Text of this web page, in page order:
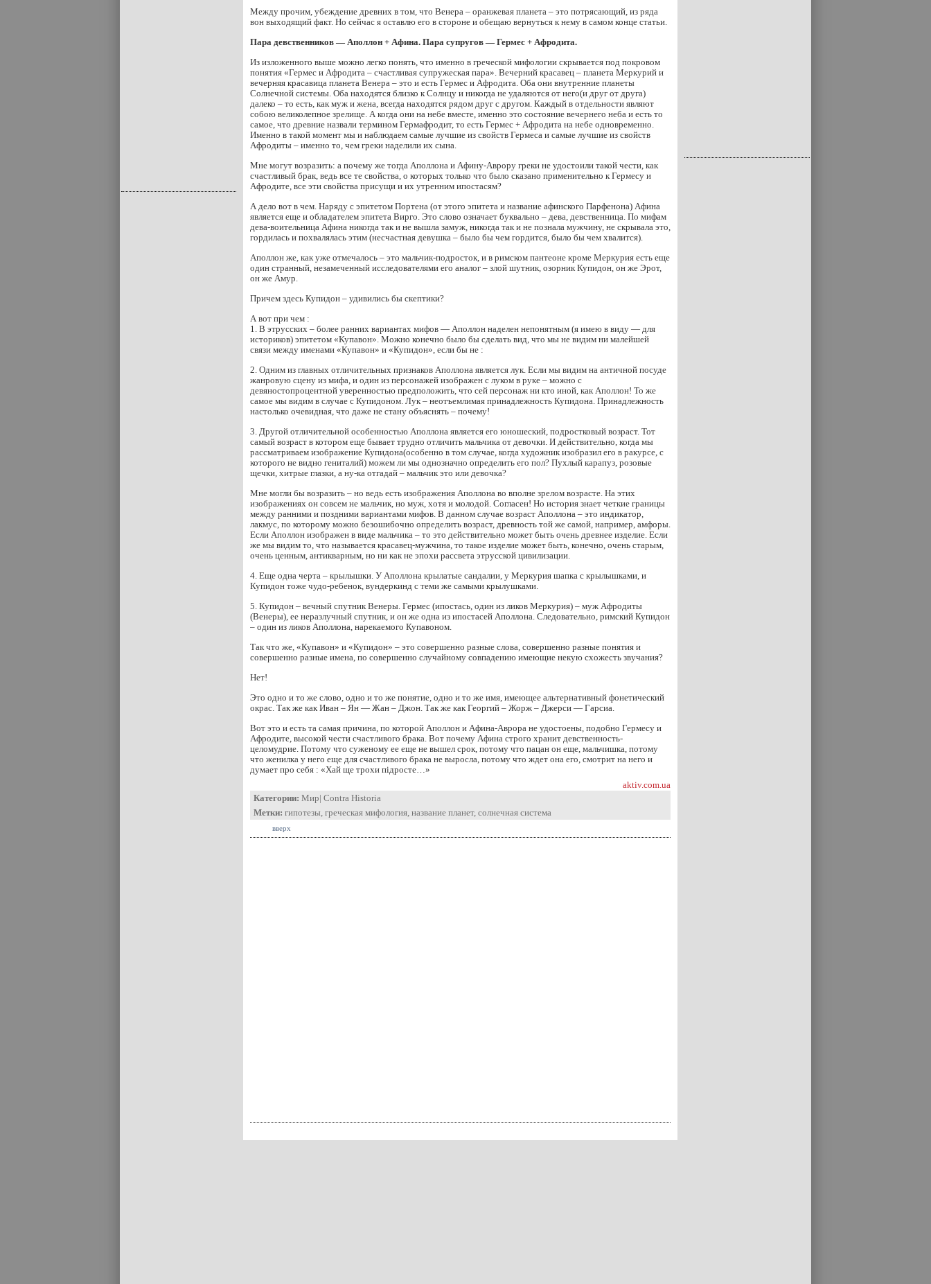
Между прочим, убеждение древних в том, что Венера – оранжевая планета – это потрясающий, из ряда
вон выходящий факт. Но сейчас я оставлю его в стороне и обещаю вернуться к нему в самом конце статьи.
Пара девственников — Аполлон + Афина. Пара супругов — Гермес + Афродита.
Из изложенного выше можно легко понять, что именно в греческой мифологии скрывается под покровом
понятия «Гермес и Афродита – счастливая супружеская пара». Вечерний красавец – планета Меркурий и
вечерняя красавица планета Венера – это и есть Гермес и Афродита. Оба они внутренние планеты
Солнечной системы. Оба находятся близко к Солнцу и никогда не удаляются от него(и друг от друга)
далеко – то есть, как муж и жена, всегда находятся рядом друг с другом. Каждый в отдельности являют
собою великолепное зрелище. А когда они на небе вместе, именно это состояние вечернего неба и есть то
самое, что древние назвали термином Гермафродит, то есть Гермес + Афродита на небе одновременно.
Именно в такой момент мы и наблюдаем самые лучшие из свойств Гермеса и самые лучшие из свойств
Афродиты – именно то, чем греки наделили их сына.
Мне могут возразить: а почему же тогда Аполлона и Афину-Аврору греки не удостоили такой чести, как
счастливый брак, ведь все те свойства, о которых только что было сказано применительно к Гермесу и
Афродите, все эти свойства присущи и их утренним ипостасям?
А дело вот в чем. Наряду с эпитетом Портена (от этого эпитета и название афинского Парфенона) Афина
является еще и обладателем эпитета Вирго. Это слово означает буквально – дева, девственница. По мифам
дева-воительница Афина никогда так и не вышла замуж, никогда так и не познала мужчину, не скрывала это,
гордилась и похвалялась этим (несчастная девушка – было бы чем гордится, было бы чем хвалится).
Аполлон же, как уже отмечалось – это мальчик-подросток, и в римском пантеоне кроме Меркурия есть еще
один странный, незамеченный исследователями его аналог – злой шутник, озорник Купидон, он же Эрот,
он же Амур.
Причем здесь Купидон – удивились бы скептики?
А вот при чем :
1. В этрусских – более ранних вариантах мифов — Аполлон наделeн непонятным (я имею в виду — для
историков) эпитетом «Купавон». Можно конечно было бы сделать вид, что мы не видим ни малейшей
связи между именами «Купавон» и «Купидон», если бы не :
2. Одним из главных отличительных признаков Аполлона является лук. Если мы видим на античной посуде
жанровую сцену из мифа, и один из персонажей изображен с луком в руке – можно с
девяностопроцентной уверенностью предположить, что сей персонаж ни кто иной, как Аполлон! То же
самое мы видим в случае с Купидоном. Лук – неотъемлимая принадлежность Купидона. Принадлежность
настолько очевидная, что даже не стану объяснять – почему!
3. Другой отличительной особенностью Аполлона является его юношеский, подростковый возраст. Тот
самый возраст в котором еще бывает трудно отличить мальчика от девочки. И действительно, когда мы
рассматриваем изображение Купидона(особенно в том случае, когда художник изобразил его в ракурсе, с
которого не видно гениталий) можем ли мы однозначно определить его пол? Пухлый карапуз, розовые
щечки, хитрые глазки, а ну-ка отгадай – мальчик это или девочка?
Мне могли бы возразить – но ведь есть изображения Аполлона во вполне зрелом возрасте. На этих
изображениях он совсем не мальчик, но муж, хотя и молодой. Согласен! Но история знает четкие границы
между ранними и поздними вариантами мифов. В данном случае возраст Аполлона – это индикатор,
лакмус, по которому можно безошибочно определить возраст, древность той же самой, например, амфоры.
Если Аполлон изображен в виде мальчика – то это действительно может быть очень древнее изделие. Если
же мы видим то, что называется красавец-мужчина, то такое изделие может быть, конечно, очень старым,
очень ценным, антикварным, но ни как не эпохи рассвета этрусской цивилизации.
4. Еще одна черта – крылышки. У Аполлона крылатые сандалии, у Меркурия шапка с крылышками, и
Купидон тоже чудо-ребенок, вундеркинд с теми же самыми крылушками.
5. Купидон – вечный спутник Венеры. Гермес (ипостась, один из ликов Меркурия) – муж Афродиты
(Венеры), ее неразлучный спутник, и он же одна из ипостасей Аполлона. Следовательно, римский Купидон
– один из ликов Аполлона, нарекаемого Купавоном.
Так что же, «Купавон» и «Купидон» – это совершенно разные слова, совершенно разные понятия и
совершенно разные имена, по совершенно случайному совпадению имеющие некую схожесть звучания?
Нет!
Это одно и то же слово, одно и то же понятие, одно и то же имя, имеющее альтернативный фонетический
окрас. Так же как Иван – Ян — Жан – Джон. Так же как Георгий – Жорж – Джерси — Гарсиа.
Вот это и есть та самая причина, по которой Аполлон и Афина-Аврора не удостоены, подобно Гермесу и
Афродите, высокой чести счастливого брака. Вот почему Афина строго хранит девственность-
целомудрие. Потому что суженому ее еще не вышел срок, потому что пацан он еще, мальчишка, потому
что женилка у него еще для счастливого брака не выросла, потому что ждет она его, смотрит на него и
думает про себя : «Хай ще трохи підросте…»
aktiv.com.ua
Категории: Мир| Contra Historia
Метки: гипотезы, греческая мифология, название планет, солнечная система
вверх